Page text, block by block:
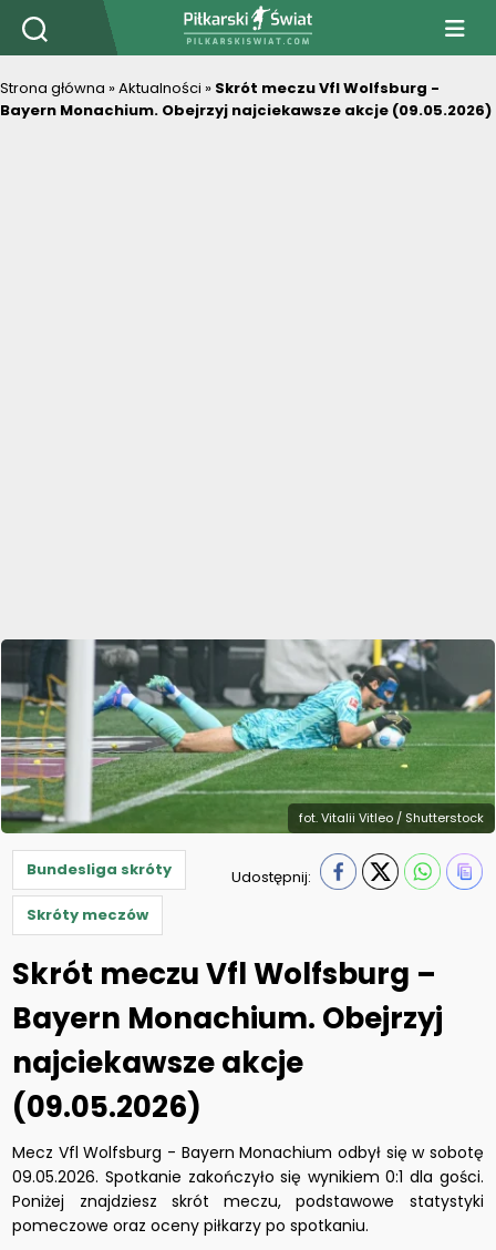
PiłkarskiSwiat.com
Strona główna »Aktualności » Skrót meczu Vfl Wolfsburg -
Bayern Monachium. Obejrzyj najciekawsze akcje (09.05.2026)
fot. Vitalii Vitleo / Shutterstock
Bundesliga skróty
Skróty meczów
Udostępnij:
Skrót meczu Vfl Wolfsburg –
Bayern Monachium. Obejrzyj
najciekawsze akcje
(09.05.2026)
Mecz Vfl Wolfsburg - Bayern Monachium odbył się w sobotę
09.05.2026. Spotkanie zakończyło się wynikiem 0:1 dla gości.
Poniżej znajdziesz skrót meczu, podstawowe statystyki
pomeczowe oraz oceny piłkarzy po spotkaniu.